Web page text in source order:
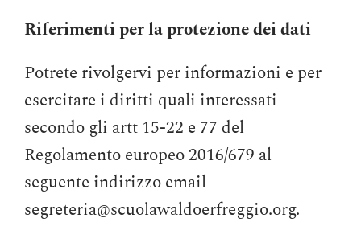
Riferimenti per la protezione dei dati
Potrete rivolgervi per informazioni e per
esercitare i diritti quali interessati
secondo gli artt 15-22 e 77 del
Regolamento europeo 2016/679 al
seguente indirizzo email
segreteria@scuolawaldoerfreggio.org.